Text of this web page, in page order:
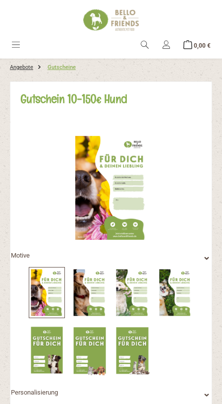
0,00 €
Angebote Gutscheine
Gutschein 10-150€ Hund
Bildergalerie überspringen
Motive
Personalisierung